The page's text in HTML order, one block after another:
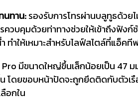
นทาน:รองรับการโทรผ่านบลูทูธด้วย
ควบคุมด้วยท่าทางช่วยให้เข้าถึงฟัง
ทำให้เหมาะสำหรับไลฟ์สไตล์ที่แอ็คที
มีขนาดใหญ่ขึ้นเล็กน้อยเป็น 47
โดยขอบหน้าปัดจะถูกยึดติดกับตัวเ
อกใน